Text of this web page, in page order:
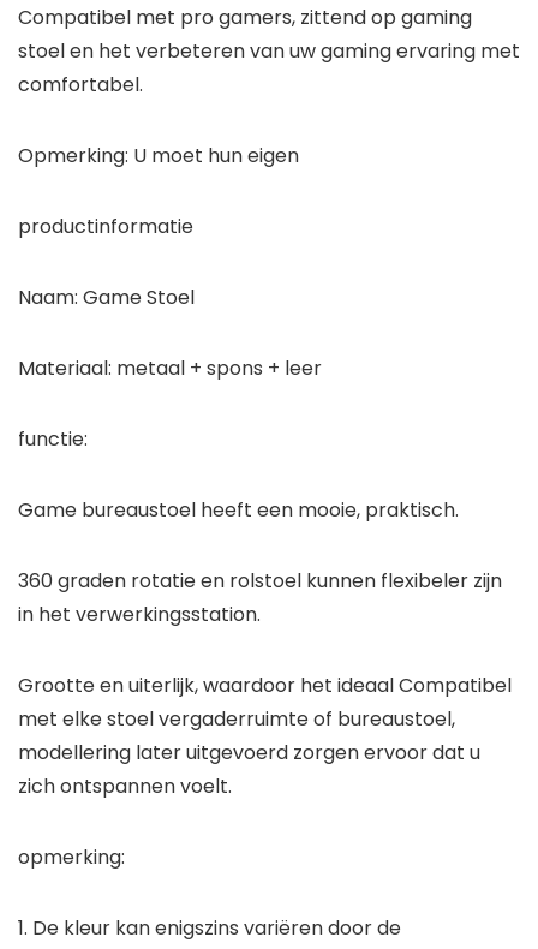
Compatibel met pro gamers, zittend op gaming
stoel en het verbeteren van uw gaming ervaring met
comfortabel.
Opmerking: U moet hun eigen
productinformatie
Naam: Game Stoel
Materiaal: metaal + spons + leer
functie:
Game bureaustoel heeft een mooie, praktisch.
360 graden rotatie en rolstoel kunnen flexibeler zijn
in het verwerkingsstation.
Grootte en uiterlijk, waardoor het ideaal Compatibel
met elke stoel vergaderruimte of bureaustoel,
modellering later uitgevoerd zorgen ervoor dat u
zich ontspannen voelt.
opmerking:
1. De kleur kan enigszins variëren door de